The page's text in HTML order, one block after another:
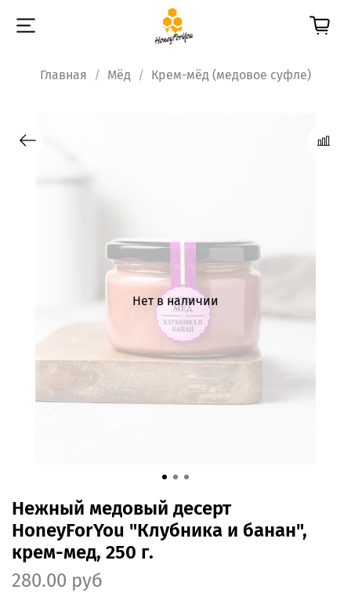
Главная Мёд Крем-мёд (медовое суфле)
Нет в наличии
Нежный медовый десерт
HoneyForYou "Клубника и банан",
крем-мед, 250 г.
280.00 руб